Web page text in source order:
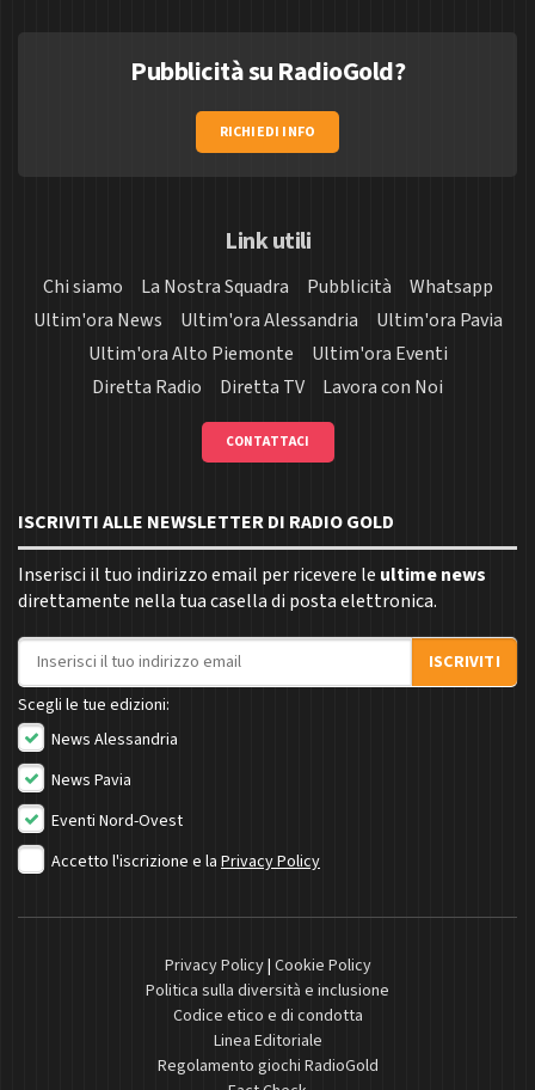
Pubblicità su RadioGold?
RICHIEDI INFO
Link utili
Chi siamo La Nostra Squadra Pubblicità
Whatsapp
Ultim'ora News
Ultim'ora Alessandria
Ultim'ora Pavia
Ultim'ora Alto Piemonte
Ultim'ora Eventi
Diretta Radio
Diretta TV Lavora con Noi
CONTATTACI
ISCRIVITI ALLE NEWSLETTER DI RADIO GOLD
Inserisci il tuo indirizzo email per ricevere le ultime news
direttamente nella tua casella di posta elettronica.
Indirizzo email
ISCRIVITI
Scegli le tue edizioni:
News Alessandria
News Pavia
Eventi Nord-Ovest
Accetto l'iscrizione e la Privacy Policy
Privacy Policy| Cookie Policy
Politica sulla diversità e inclusione
Codice etico e di condotta
Linea Editoriale
Regolamento giochi RadioGold